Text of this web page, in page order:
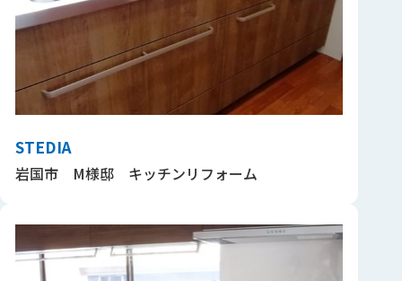
STEDIA
岩国市 M様邸 キッチンリフォーム